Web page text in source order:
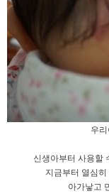
우
신생아부터 사용할
지금부터 열심
아가낳고